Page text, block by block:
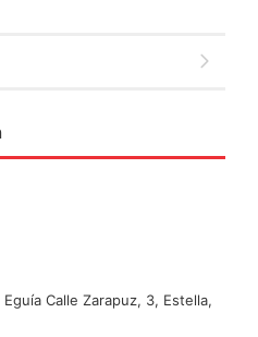
Calle Zarapuz, 3, Estella,